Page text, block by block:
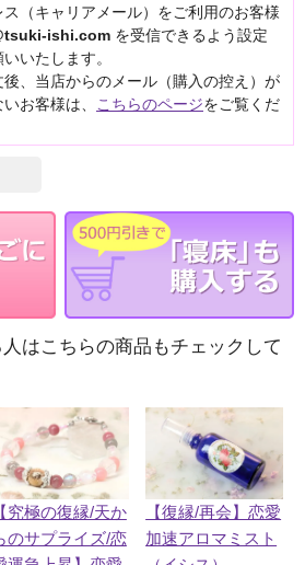
ス（キャリアメール）をご利用のお客様
ishi.com を受信できるよう設定
いたします。
後、当店からのメール（購入の控え）が
お客様は、
こちらのページをご覧くだ
はこちらの商品もチェックして
【究極の復縁/天か
のサプライズ/恋
【復縁/再会】恋愛
加速アロマミスト